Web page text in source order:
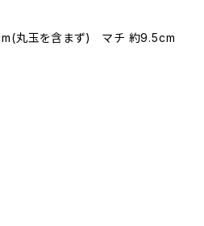
丸玉を含まず) マチ 約9.5cm